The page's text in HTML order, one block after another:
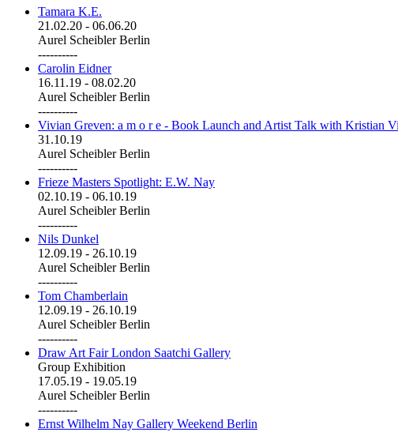
Tamara K.E.
21.02.20 - 06.06.20
Aurel Scheibler Berlin
----------
Carolin Eidner
16.11.19 - 08.02.20
Aurel Scheibler Berlin
----------
Vivian Greven: a m o r e - Book Launch and Artist Talk with Kristian
31.10.19
Aurel Scheibler Berlin
----------
Frieze Masters Spotlight: E.W. Nay
02.10.19 - 06.10.19
Aurel Scheibler Berlin
----------
Nils Dunkel
12.09.19 - 26.10.19
Aurel Scheibler Berlin
----------
Tom Chamberlain
12.09.19 - 26.10.19
Aurel Scheibler Berlin
----------
Draw Art Fair London Saatchi Gallery
Group Exhibition
17.05.19 - 19.05.19
Aurel Scheibler Berlin
----------
Ernst Wilhelm Nay Gallery Weekend Berlin